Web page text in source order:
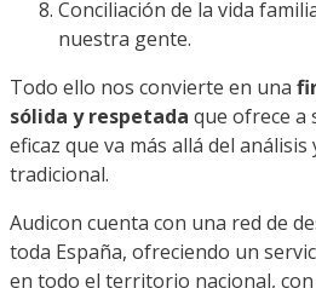
Conciliación de la vida
nuestra gente.
Todo ello nos convierte en una
sólida y respetada que ofrece a
eficaz que va más allá del
tradicional.
Audicon cuenta con una red de
toda España, ofreciendo un
en todo el territorio nacional,